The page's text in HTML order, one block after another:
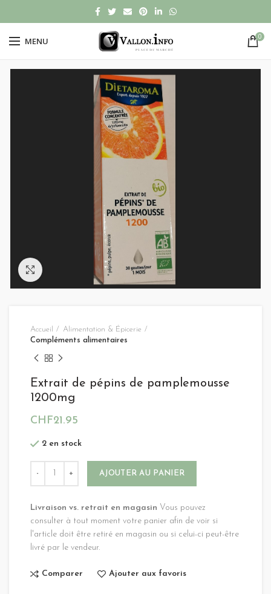
MENU 0
Accueil
Alimentation & Épicerie
Compléments alimentaires
Extrait de pépins de pamplemousse
1200mg
CHF21.95
2 en stock
AJOUTER AU PANIER
Livraison vs. retrait en magasin Vous pouvez
consulter à tout moment votre panier afin de voir si
l'article doit être retiré en magasin ou si celui-ci peut-être
livré par le vendeur.
Comparer Ajouter aux favoris